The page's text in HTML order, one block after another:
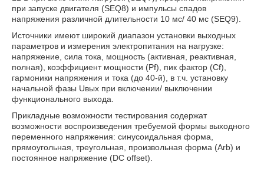
при запуске двигателя (SEQ8) и импульсы спадов
напряжения различной длительности 10 мс/ 40 мс (SEQ9).
Источники имеют широкий диапазон установки выходных
параметров и измерения электропитания на нагрузке:
напряжение, сила тока, мощность (активная, реактивная,
полная), коэффициент мощности (Pf), пик фактор (Сf),
гармоники напряжения и тока (до 40-й), в т.ч. установку
начальной фазы Uвых при включении/ выключении
функционального выхода.
Прикладные возможности тестирования содержат
возможности воспроизведения требуемой формы выходного
переменного напряжения: синусоидальная форма,
прямоугольная, треугольная, произвольная форма (Arb) и
постоянное напряжение (DC offset).